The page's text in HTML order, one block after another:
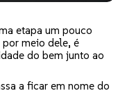
etapa um pouco
meio dele, é
do bem junto ao
a ficar em nome do